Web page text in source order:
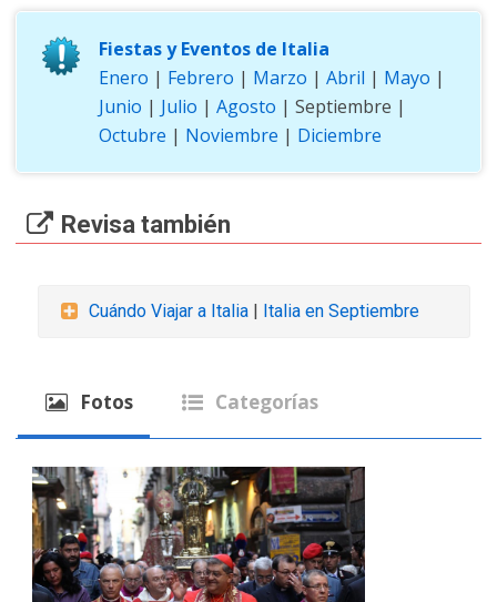
Fiestas y Eventos de Italia
Enero | Febrero | Marzo | Abril | Mayo |
Junio | Julio | Agosto | Septiembre |
Octubre | Noviembre | Diciembre
Revisa también
Cuándo Viajar a Italia Italia en Septiembre
Fotos Categorías